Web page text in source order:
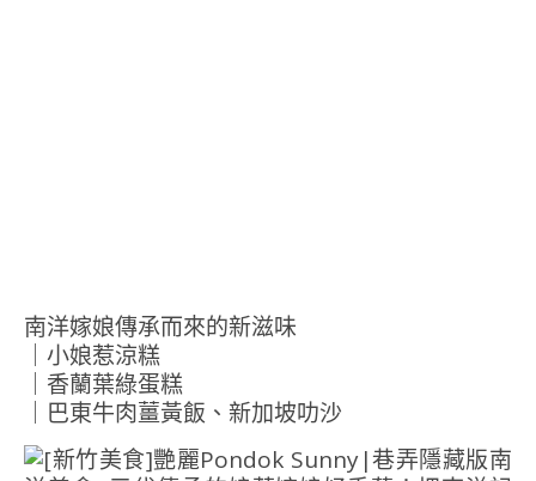
南洋嫁娘傳承而來的新滋味
｜小娘惹涼糕
｜香蘭葉綠蛋糕
｜巴東牛肉薑黃飯、新加坡叻沙